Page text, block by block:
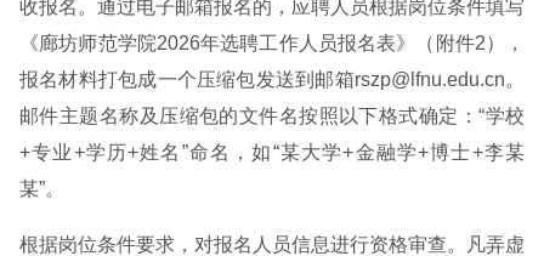
收报名。通过电子邮箱报名的，应聘人员根据岗位条件填写
《廊坊师范学院2026年选聘工作人员报名表》（附件2），
报名材料打包成一个压缩包发送到邮箱rszp@lfnu.edu.cn。
邮件主题名称及压缩包的文件名按照以下格式确定：“学校
+专业+学历+姓名”命名，如“某大学+金融学+博士+李某
某”。
根据岗位条件要求，对报名人员信息进行资格审查。凡弄虚